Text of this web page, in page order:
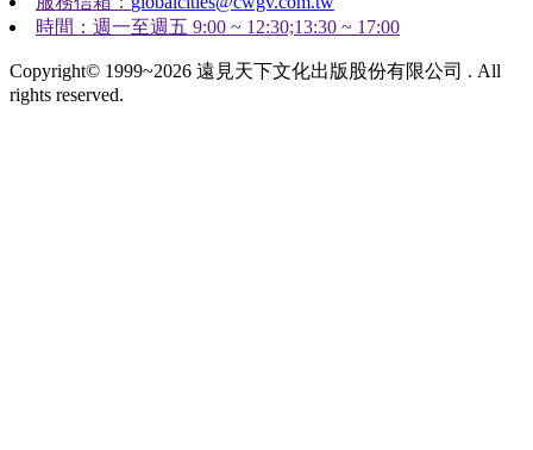
時間：週一至週五 9:00 ~ 12:30;13:30 ~ 17:00
Copyright© 1999~2026 遠見天下文化出版股份有限公司 . All
rights reserved.